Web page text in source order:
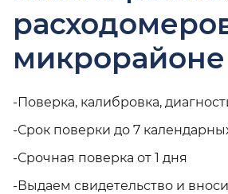
-Поверка, калибровка,
-Срок поверки до 7
-Срочная поверка от 1 дня
-Выдаем свидетельство и